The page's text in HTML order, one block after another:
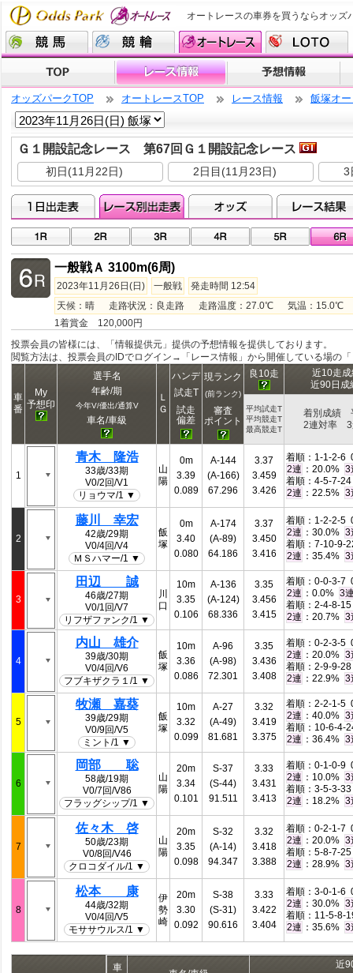
オートレースの車券を買うならオッズ
オッズパークTOP オートレースTOP レース情報 飯塚オ
Ｇ１開設記念レース 第67回Ｇ１開設記念レース
初日(11月22日) 2日目(11月23日) 3
一般戦Ａ 3100m(6周)
2023年11月26日(日) 一般戦
発走時間 12:54
天候：晴 走路状況：良走路 走路温度：27.0℃ 気温：15.0℃
1着賞金 120,000円
投票会員の皆様には、「情報提供元」提供の予想情報を提供しております。
閲覧方法は、投票会員のIDでログイン→「レース情報」から開催している場の
車
番
My
予想印
選手名
年齢/期
今年V/優出/通算V
車名/車級
Ｌ
Ｇ
ハンデ
試走T
試走
偏差
現ランク
(前ランク)
審査
ポイント
良10走
近10走
近90日
平均試走T
平均競走T
最高競走T
着別成績
2連対率 3
1
青木 隆浩
33歳/33期
V0/2回/V1
リョウマ/1 ▼
山
陽
0m
3.39
0.089
A-144
(A-166)
67.296
3.37
3.459
3.426
着順：1-1-2-6
2連 ：20.0% 3
着順：4-5-7-
2連 ：22.5% 3
2
藤川 幸宏
42歳/29期
V0/4回/V4
ＭＳハマー/1 ▼
飯
塚
0m
3.40
0.080
A-174
(A-89)
64.186
3.37
3.450
3.416
着順：1-2-2-5
2連 ：30.0% 3
着順：7-10-9-
2連 ：35.4% 3
3
田辺 誠
46歳/27期
V0/1回/V7
リフザファンク/1 ▼
川
口
10m
3.35
0.106
A-136
(A-124)
68.336
3.35
3.456
3.415
着順：0-0-3-7
2連 ：0.0% 3
着順：2-4-8-
2連 ：20.7% 3
4
内山 雄介
39歳/30期
V0/4回/V6
フブキザクラ１/1 ▼
飯
塚
10m
3.36
0.086
A-96
(A-98)
72.301
3.35
3.436
3.408
着順：0-2-3-5
2連 ：20.0% 3
着順：2-9-9-
2連 ：22.9% 3
5
牧瀬 嘉葵
39歳/29期
V0/9回/V5
ミント/1 ▼
飯
塚
10m
3.32
0.099
A-27
(A-49)
81.681
3.32
3.419
3.375
着順：2-2-1-5
2連 ：40.0% 3
着順：10-6-4-
2連 ：36.4% 3
6
岡部 聡
58歳/19期
V0/7回/V86
フラッグシップ/1 ▼
山
陽
20m
3.34
0.101
S-37
(S-44)
91.511
3.33
3.431
3.413
着順：0-1-0-9
2連 ：10.0% 3
着順：3-5-3-
2連 ：18.2% 3
7
佐々木 啓
50歳/23期
V0/8回/V46
クロコダイル/1 ▼
山
陽
20m
3.35
0.098
S-32
(A-14)
94.347
3.32
3.418
3.388
着順：0-2-1-7
2連 ：20.0% 3
着順：5-8-7-
2連 ：28.9% 3
8
松本 康
44歳/32期
V0/4回/V5
モササウルス/1 ▼
伊
勢
崎
20m
3.30
0.092
S-38
(S-31)
90.616
3.33
3.422
3.404
着順：3-0-1-6
2連 ：30.0% 3
着順：11-5-8-
2連 ：35.6% 3
車
近